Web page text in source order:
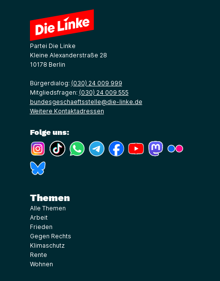
Partei Die Linke
Kleine Alexanderstraße 28
10178 Berlin
Bürgerdialog: (030) 24 009 999
Mitgliedsfragen: (030) 24 009 555
bundesgeschaeftsstelle@die-linke.de
Weitere Kontaktadressen
Folge uns:
(Link öffnet ein neues Fenster)
(Link öffnet ein neues Fenster)
(Link öffnet ein neues Fenster)
(Link öffnet ein neues Fenster)
(Link öffnet ein neues Fenster)
(Link öffnet ein neues
(Link öffnet ein
Themen
Alle Themen
Arbeit
Frieden
Gegen Rechts
Klimaschutz
Rente
Wohnen